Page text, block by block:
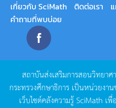
เกี่ยวกับ SciMath ติดต่อเรา
คำถามที่พบบ่อย
สถาบันส่งเสริมการสอนวิทยาศ
กระทรวงศึกษาธิการ เป็นหน่วยงาน
เว็บไซต์คลังความรู้SciMath เพื่